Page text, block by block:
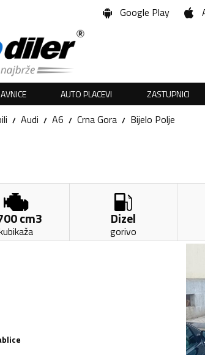
Google Play
AUTO PLACEVI ZASTUPNICI
Audi A6 Crna Gora Bijelo Polje
cm3 Dizel
gorivo